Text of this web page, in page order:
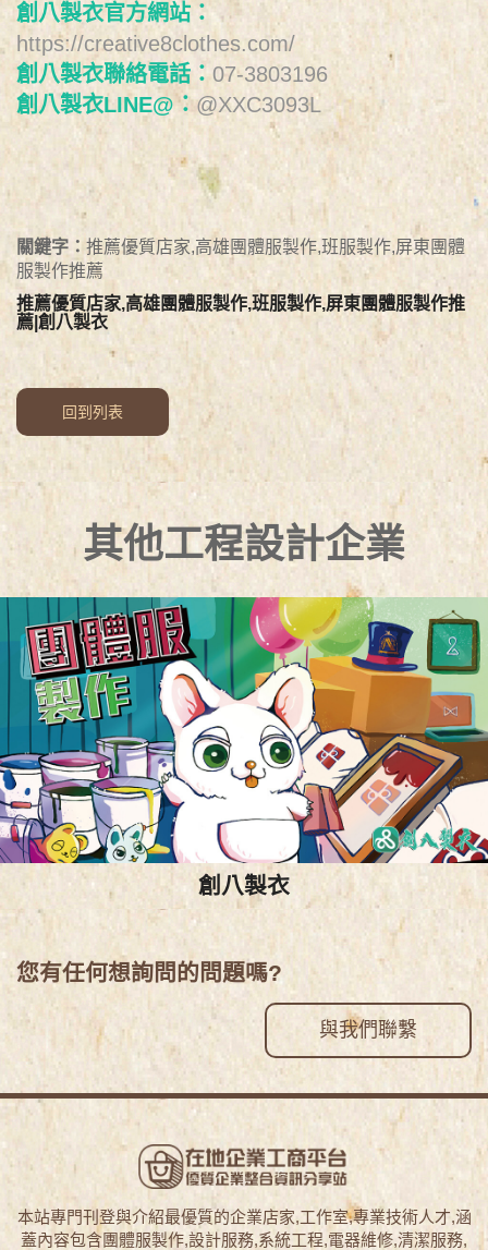
創八製衣官方網站：
https://creative8clothes.com/
創八製衣聯絡電話：07-3803196
創八製衣LINE@：@XXC3093L
關鍵字： 推薦優質店家,高雄團體服製作,班服製作,屏東團體
服製作推薦
推薦優質店家,高雄團體服製作,班服製作,屏東團體服製作推
薦|創八製衣
回到列表
其他工程設計企業
創八製衣
您有任何想詢問的問題嗎?
與我們聯繫
本站專門刊登與介紹最優質的企業店家,工作室,專業技術人才,涵
蓋內容包含團體服製作,設計服務,系統工程,電器維修,清潔服務,